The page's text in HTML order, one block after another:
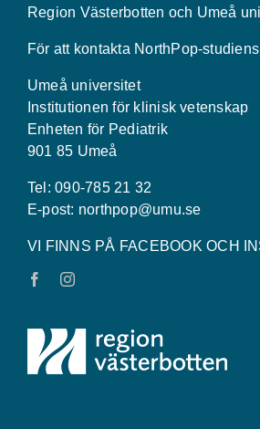
Region Västerbotten och Umeå
För att kontakta NorthPop-
Umeå universitet
Institutionen för klinisk vetenskap
Enheten för Pediatrik
901 85 Umeå
Tel: 090-785 21 32
E-post: northpop@umu.se
VI FINNS PÅ FACEBOOK OCH